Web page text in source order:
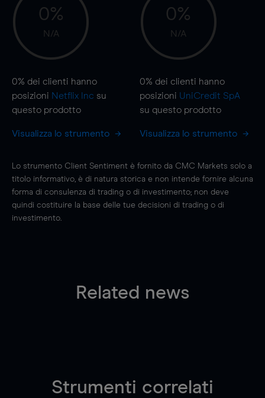
0%
N/A
0% dei clienti hanno
posizioni Netflix Inc su
questo prodotto
Visualizza lo strumento
0%
N/A
0% dei clienti hanno
posizioni UniCredit SpA
su questo prodotto
Visualizza lo strumento
Lo strumento Client Sentiment è fornito da CMC Markets solo a
titolo informativo, è di natura storica e non intende fornire alcuna
forma di consulenza di trading o di investimento; non deve
quindi costituire la base delle tue decisioni di trading o di
investimento.
Related news
Strumenti correlati